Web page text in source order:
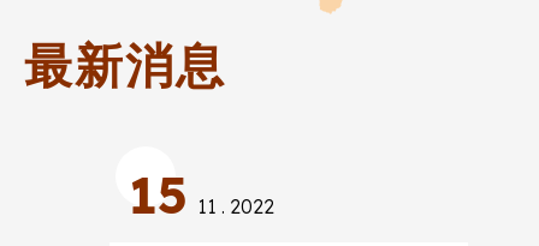
最新消息
15 11 . 2022